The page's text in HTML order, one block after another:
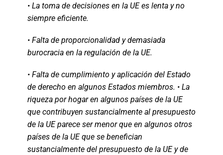
• La toma de decisiones en la UE es lenta y no
siempre eficiente.
• Falta de proporcionalidad y demasiada
burocracia en la regulación de la UE.
• Falta de cumplimiento y aplicación del Estado
de derecho en algunos Estados miembros. • La
riqueza por hogar en algunos países de la UE
que contribuyen sustancialmente al presupuesto
de la UE parece ser menor que en algunos otros
países de la UE que se benefician
sustancialmente del presupuesto de la UE y de